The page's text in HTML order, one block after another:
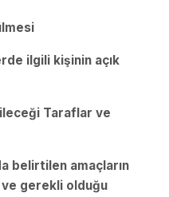
ilgili kişinin açık
Taraflar ve
belirtilen amaçların
gerekli olduğu